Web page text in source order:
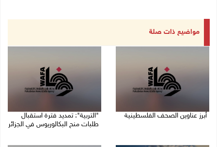
مواضيع ذات صلة
أبرز عناوين الصحف الفلسطينية
"التربية": تمديد فترة استقبال
طلبات منح البكالوريوس في الجزائر